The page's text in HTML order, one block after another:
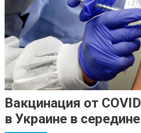
Вакцинация от
в Украине в